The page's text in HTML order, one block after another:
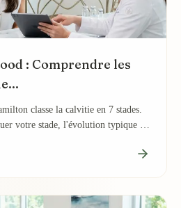
: Comprendre les
classe la calvitie en 7 stades.
votre stade, l'évolution typique et